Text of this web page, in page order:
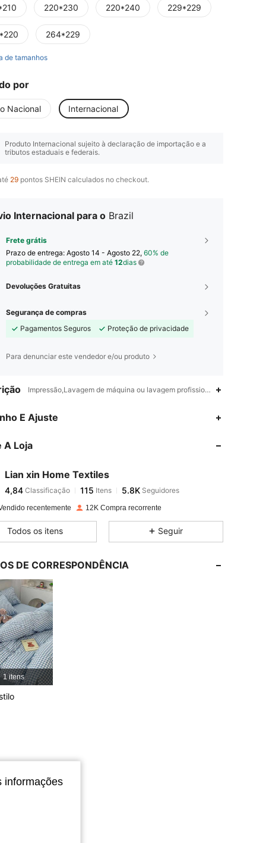
220*230 220*240 229*229
264*229
de tamanhos
por
Nacional Internacional
Produto Internacional sujeito à declaração de importação e a
tributos estaduais e federais.
29 pontos SHEIN calculados no checkout.
Internacional para o Brazil
Frete grátis
Prazo de entrega: Agosto 14 - Agosto 22, 60% de
probabilidade de entrega em até 12dias
Devoluções Gratuitas
Segurança de compras
Pagamentos Seguros
Proteção de privacidade
Para denunciar este vendedor e/ou produto
Impressão,Lavagem de máquina ou lavagem profissional a seco,Outro
E Ajuste
A Loja
Lian xin Home Textiles
4,84
4,84 115 Itens
C***Fpago 1 dia atrás
4,84
4,84
4,84
4,84
recentemente 12K Compra recorrente
Todos os itens Seguir
DE CORRESPONDÊNCIA
1 itens
informações